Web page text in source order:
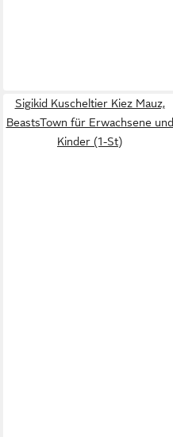
Sigikid Kuscheltier Kiez Mauz,
BeastsTown für Erwachsene und
Kinder (1-St)